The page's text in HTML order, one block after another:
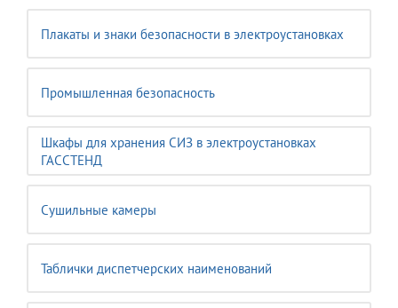
Плакаты и знаки безопасности в электроустановках
Промышленная безопасность
Шкафы для хранения СИЗ в электроустановках
ГАССТЕНД
Сушильные камеры
Таблички диспетчерских наименований